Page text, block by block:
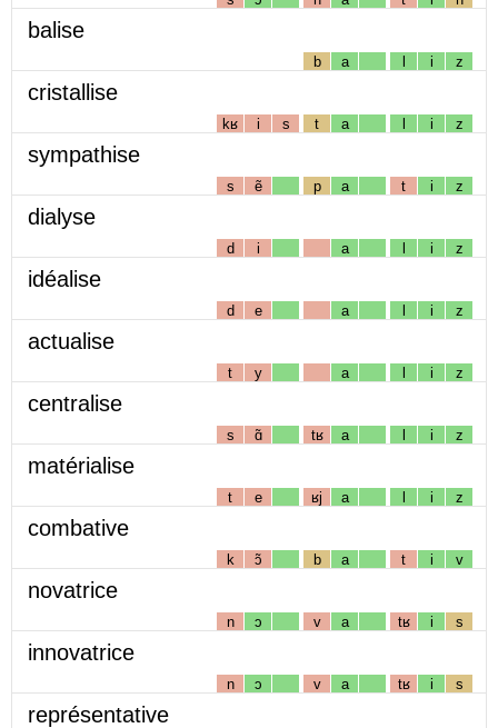
balise
b a l i z
cristallise
kʁ i s t a l i z
sympathise
s ẽ p a t i z
dialyse
d i a l i z
idéalise
d e a l i z
actualise
t y a l i z
centralise
s ɑ̃ tʁ a l i z
matérialise
t e ʁj a l i z
combative
k ɔ̃ b a t i v
novatrice
n ɔ v a tʁ i s
innovatrice
n ɔ v a tʁ i s
représentative